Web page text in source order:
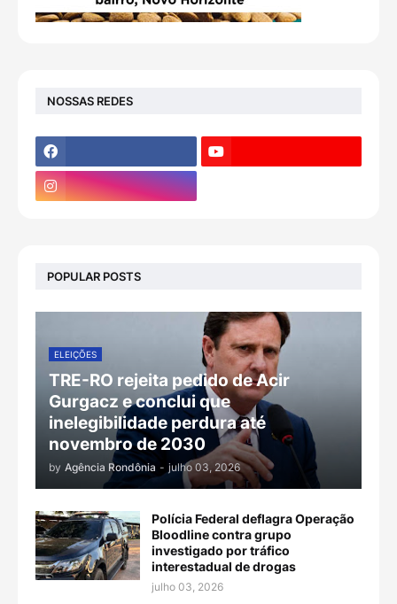
NOSSAS REDES
POPULAR POSTS
ELEIÇÕES
TRE-RO rejeita pedido de Acir
Gurgacz e conclui que
inelegibilidade perdura até
novembro de 2030
by Agência Rondônia - julho 03, 2026
Polícia Federal deflagra Operação
Bloodline contra grupo
investigado por tráfico
interestadual de drogas
julho 03, 2026